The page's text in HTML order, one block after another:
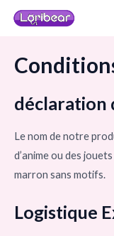
Aller
déclaration
Le nom de notre
d’anime ou des
marron sans motifs.
Logistique